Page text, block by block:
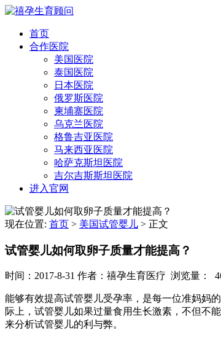
首页
合作医院
美国医院
泰国医院
日本医院
俄罗斯医院
柬埔寨医院
乌克兰医院
格鲁吉亚医院
马来西亚医院
哈萨克斯坦医院
吉尔吉斯斯坦医院
进入官网
现在位置: 首页 > 美国试管婴儿 > 正文
试管婴儿如何取卵子质量才能提高？
时间：2017-8-31 作者：禧孕生育医疗 浏览量：
能够有效提高试管婴儿受孕率，是每一位准妈妈
际上，试管婴儿如果过量食用生长激素，不但不
来分析试管婴儿的利与弊。